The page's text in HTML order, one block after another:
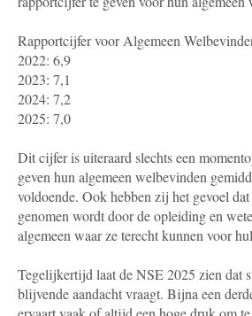
Rapportcijfer voor Algemeen
2022: 6,9
2023: 7,1
2024: 7,2
2025: 7,0
Dit cijfer is uiteraard slechts een
geven hun algemeen welbevinden
voldoende. Ook hebben zij het gevoel
genomen wordt door de opleiding en
algemeen waar ze terecht kunnen voor
Tegelijkertijd laat de NSE 2025 zien dat
blijvende aandacht vraagt. Bijna een